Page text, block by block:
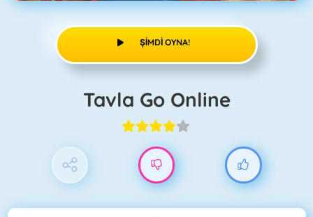
ŞIMDI OYNA!
Tavla Go Online